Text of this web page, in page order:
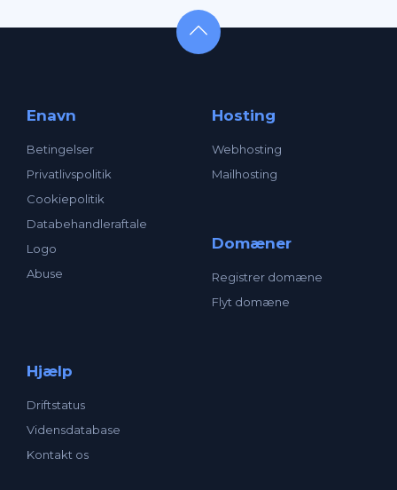
Enavn
Betingelser
Privatlivspolitik
Cookiepolitik
Databehandleraftale
Logo
Abuse
Hosting
Webhosting
Mailhosting
Domæner
Registrer domæne
Flyt domæne
Hjælp
Driftstatus
Vidensdatabase
Kontakt os